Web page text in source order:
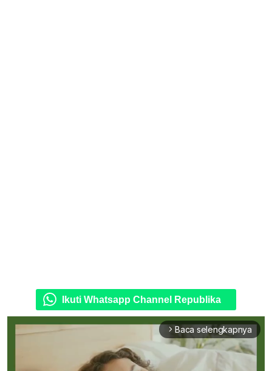
Ikuti Whatsapp Channel Republika
arrow_forward_ios Baca selengkapnya